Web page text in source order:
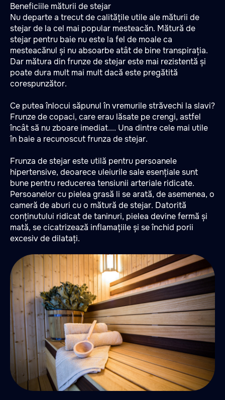
Beneficiile măturii de stejar
Nu departe a trecut de calitățile utile ale măturii de
stejar de la cel mai popular mesteacăn. Mătură de
stejar pentru baie nu este la fel de moale ca
mesteacănul și nu absoarbe atât de bine transpirația.
Dar mătura din frunze de stejar este mai rezistentă și
poate dura mult mai mult dacă este pregătită
corespunzător.
Ce putea înlocui săpunul în vremurile străvechi la slavi?
Frunze de copaci, care erau lăsate pe crengi, astfel
încât să nu zboare imediat.... Una dintre cele mai utile
în baie a recunoscut frunza de stejar.
Frunza de stejar este utilă pentru persoanele
hipertensive, deoarece uleiurile sale esențiale sunt
bune pentru reducerea tensiunii arteriale ridicate.
Persoanelor cu pielea grasă li se arată, de asemenea, o
cameră de aburi cu o mătură de stejar. Datorită
conținutului ridicat de taninuri, pielea devine fermă și
mată, se cicatrizează inflamațiile și se închid porii
excesiv de dilatați.